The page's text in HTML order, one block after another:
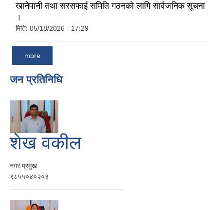
खानेपानी तथा सरसफाई समिति गठनको लागि सार्वजनिक सूचना
।
मिति: 05/18/2026 - 17:29
more
जन प्रतिनिधि
शेख वकील
नगर प्रमुख
९८५५०४०२०३